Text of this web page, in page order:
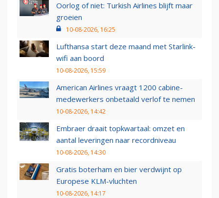
Oorlog of niet: Turkish Airlines blijft maar
groeien
10-08-2026, 16:25
Lufthansa start deze maand met Starlink-
wifi aan boord
10-08-2026, 15:59
American Airlines vraagt 1200 cabine-
medewerkers onbetaald verlof te nemen
10-08-2026, 14:42
Embraer draait topkwartaal: omzet en
aantal leveringen naar recordniveau
10-08-2026, 14:30
Gratis boterham en bier verdwijnt op
Europese KLM-vluchten
10-08-2026, 14:17